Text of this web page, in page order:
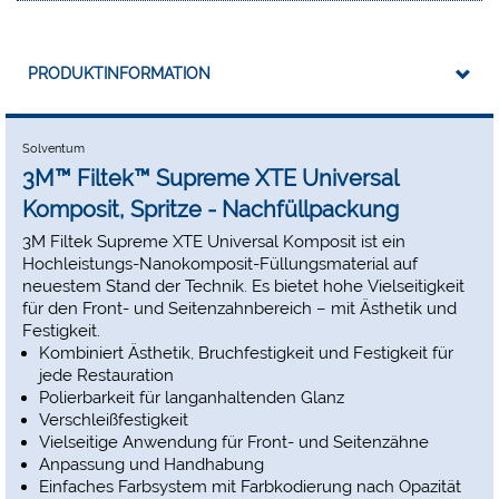
Empfohlene Anwendung:
okklusaler Oerflächen)
Stumpfaufbauten
Indirekte Restaurierungen einschl. Inlays, Onlays und
Veneers
PRODUKTINFORMATION
Solventum
3M™ Filtek™ Supreme XTE Universal
Komposit, Spritze - Nachfüllpackung
3M Filtek Supreme XTE Universal Komposit ist ein
Hochleistungs-Nanokomposit-Füllungsmaterial auf
neuestem Stand der Technik. Es bietet hohe Vielseitigkeit
für den Front- und Seitenzahnbereich – mit Ästhetik und
Festigkeit.
Kombiniert Ästhetik, Bruchfestigkeit und Festigkeit für
jede Restauration
Polierbarkeit für langanhaltenden Glanz
Verschleißfestigkeit
Vielseitige Anwendung für Front- und Seitenzähne
Anpassung und Handhabung
Einfaches Farbsystem mit Farbkodierung nach Opazität